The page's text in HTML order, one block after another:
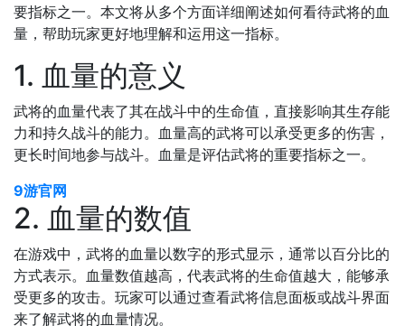
要指标之一。本文将从多个方面详细阐述如何看待武将的血
量，帮助玩家更好地理解和运用这一指标。
1. 血量的意义
武将的血量代表了其在战斗中的生命值，直接影响其生存能
力和持久战斗的能力。血量高的武将可以承受更多的伤害，
更长时间地参与战斗。血量是评估武将的重要指标之一。
9游官网
2. 血量的数值
在游戏中，武将的血量以数字的形式显示，通常以百分比的
方式表示。血量数值越高，代表武将的生命值越大，能够承
受更多的攻击。玩家可以通过查看武将信息面板或战斗界面
来了解武将的血量情况。